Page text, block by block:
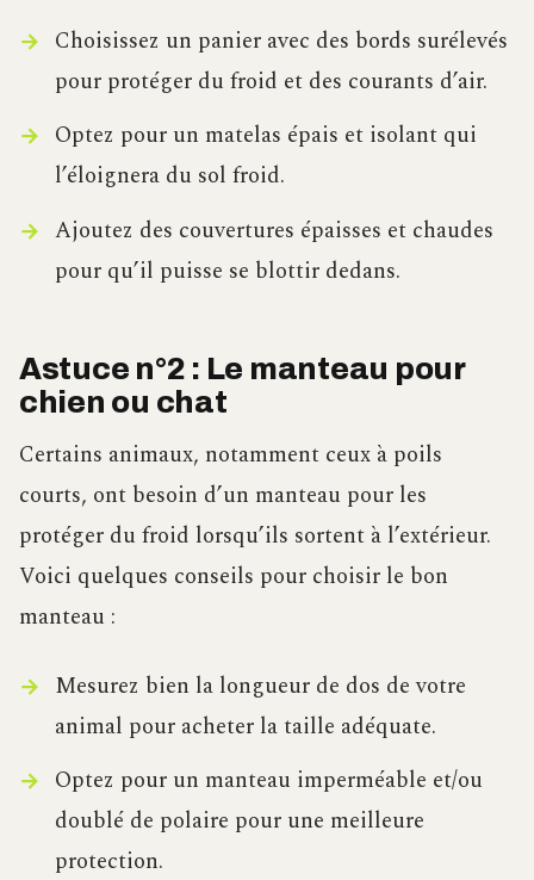
Choisissez un panier avec des bords surélevés
pour protéger du froid et des courants d’air.
Optez pour un matelas épais et isolant qui
l’éloignera du sol froid.
Ajoutez des couvertures épaisses et chaudes
pour qu’il puisse se blottir dedans.
Astuce n°2 : Le manteau pour
chien ou chat
Certains animaux, notamment ceux à poils
courts, ont besoin d’un manteau pour les
protéger du froid lorsqu’ils sortent à l’extérieur.
Voici quelques conseils pour choisir le bon
manteau :
Mesurez bien la longueur de dos de votre
animal pour acheter la taille adéquate.
Optez pour un manteau imperméable et/ou
doublé de polaire pour une meilleure
protection.